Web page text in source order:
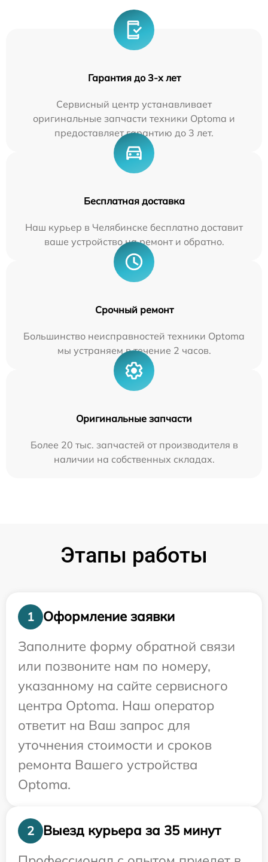
Гарантия до 3-х лет
Сервисный центр устанавливает
оригинальные запчасти техники Optoma и
предоставляет гарантию до 3 лет.
Бесплатная доставка
Наш курьер в Челябинске бесплатно доставит
ваше устройство на ремонт и обратно.
Срочный ремонт
Большинство неисправностей техники Optoma
мы устраняем в течение 2 часов.
Оригинальные запчасти
Более 20 тыс. запчастей от производителя в
наличии на собственных складах.
Этапы работы
1
Оформление заявки
Заполните форму обратной связи
или позвоните нам по номеру,
указанному на сайте сервисного
центра Optoma. Наш оператор
ответит на Ваш запрос для
уточнения стоимости и сроков
ремонта Вашего устройства
Optoma.
2
Выезд курьера за 35 минут